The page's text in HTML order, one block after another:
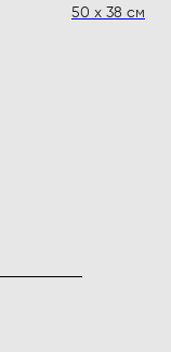
50 х 38 см